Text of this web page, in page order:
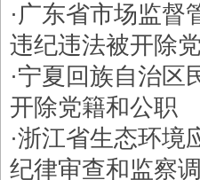
·广东省市场监督
违纪违法被开除
·宁夏回族自治区
开除党籍和公职
·浙江省生态环境
纪律审查和监察